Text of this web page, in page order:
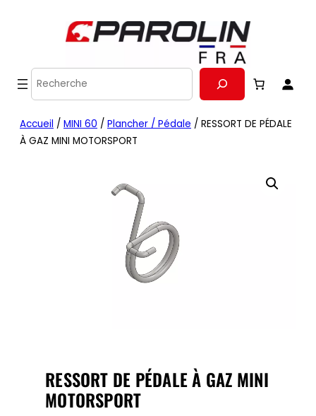
Recherche
Accueil / MINI 60 / Plancher / Pédale / RESSORT DE PÉDALE
À GAZ MINI MOTORSPORT
RESSORT DE PÉDALE À GAZ MINI
MOTORSPORT